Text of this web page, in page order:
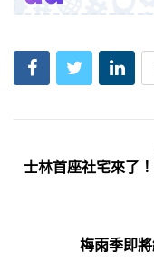
士林首座社宅來了
梅雨季即